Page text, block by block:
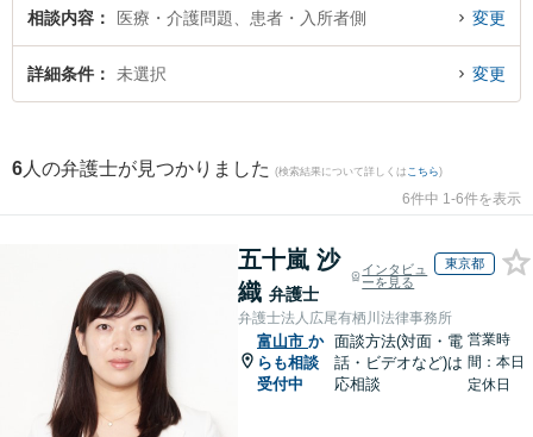
所者側のトラブル解決の実績豊富な近くの弁護士を検索したい』『初回相談無
料で患者・入所者側を法律相談できる富山市内の弁護士に相談予約したい』な
どでお困りの相談者さんにおすすめです。
相談内容 医療・介護問題、患者・入所者側 変更
詳細条件 未選択 変更
6 人の弁護士が見つかりました (検索結果について詳しくは こちら)
6件中 1-6件を表示
五十嵐 沙
織 弁護士
インタビュ
ーを見る
東京都
弁護士法人広尾有栖川法律事務所
富山市 か
らも相談
受付中
面談方法(対面・電
話・ビデオなど)は
応相談
営業時
間：本日
定休日